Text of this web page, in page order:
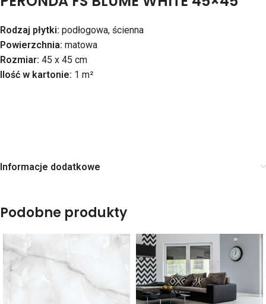
Rodzaj płytki: podłogowa, ścienna
Powierzchnia: matowa
Rozmiar: 45 x 45 cm
Ilość w kartonie: 1 m²
Informacje dodatkowe
Podobne produkty